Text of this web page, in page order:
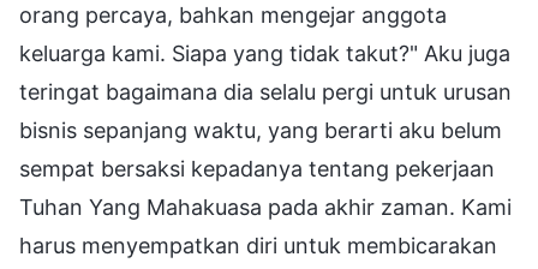
orang percaya, bahkan mengejar anggota
keluarga kami. Siapa yang tidak takut?" Aku juga
teringat bagaimana dia selalu pergi untuk urusan
bisnis sepanjang waktu, yang berarti aku belum
sempat bersaksi kepadanya tentang pekerjaan
Tuhan Yang Mahakuasa pada akhir zaman. Kami
harus menyempatkan diri untuk membicarakan